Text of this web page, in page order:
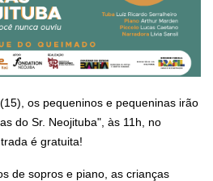
os pequeninos e pequeninas irão
do Sr. Neojituba", às 11h, no
é gratuita!
de sopros e piano, as crianças